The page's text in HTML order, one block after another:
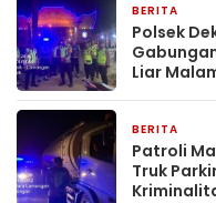
BERITA
Polsek
Liar
BERITA
Patroli
Truk